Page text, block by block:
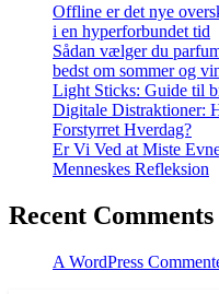
Offline er det nye
i en hyperforbundet tid
Sådan vælger du
bedst om sommer og
Light Sticks: Guide til
Digitale Distraktioner:
Forstyrret Hverdag?
Er Vi Ved at Miste
Menneskes Refleksion
Recent Comments
A WordPress